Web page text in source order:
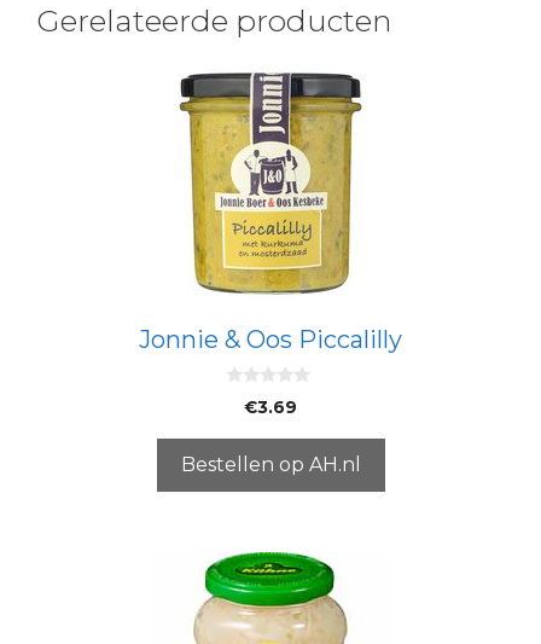
Gerelateerde producten
Jonnie & Oos Piccalilly
5
€3.69
Bestellen op AH.nl